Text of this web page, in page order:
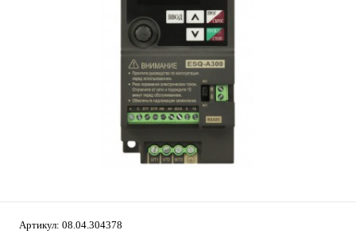
Артикул: 08.04.304378